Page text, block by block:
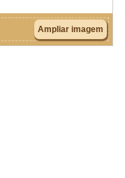
Ampliar imagem